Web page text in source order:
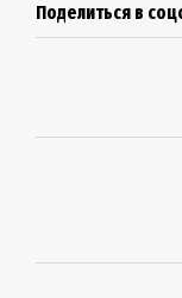
Поделиться в